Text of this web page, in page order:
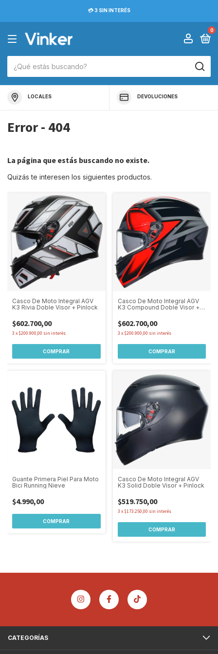
💳 3 SIN INTERÉS
0
LOCALES DEVOLUCIONES
Error - 404
La página que estás buscando no existe.
Quizás te interesen los siguientes productos.
Casco De Moto Integral AGV
K3 Rivia Doble Visor + Pinlock
$602.700,00
3 x $200.900,00 sin interés
COMPRAR
Casco De Moto Integral AGV
K3 Compound Doble Visor +
$602.700,00
3 x $200.900,00 sin interés
COMPRAR
Guante Primera Piel Para Moto
Bici Running Nieve
$4.990,00
COMPRAR
Casco De Moto Integral AGV
K3 Solid Doble Visor + Pinlock
$519.750,00
3 x $173.250,00 sin interés
COMPRAR
CATEGORÍAS